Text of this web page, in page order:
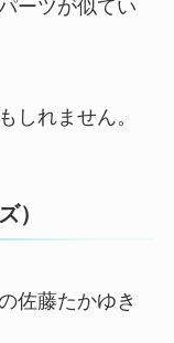
ーツが似てい
しれません。
）
佐藤たかゆき